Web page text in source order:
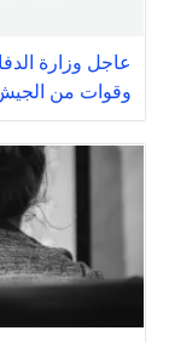
عاجل وزارة
وقوات من الجيش